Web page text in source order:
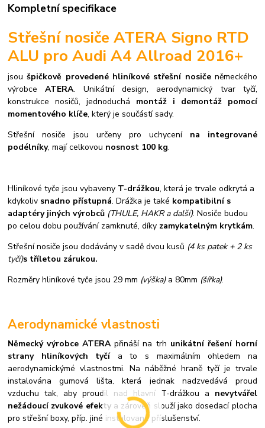
Kompletní specifikace
Střešní nosiče ATERA Signo RTD
ALU pro Audi A4 Allroad 2016+
jsoušpičkově provedené hliníkové střešní nosičeněmeckého
výrobceATERA. Unikátní design, aerodynamický tvar tyčí,
konstrukce nosičů, jednoduchá montáž i demontáž pomocí
momentového klíče, který je součástí sady.
Střešní nosiče jsou určeny pro uchycení na integrované
podélníky, mají celkovou nosnost 100 kg.
Hliníkové tyče jsou vybaveny T-drážkou, která je trvale odkrytá a
kdykoliv snadno přístupná. Drážka je také kompatibilní s
adaptéry jiných výrobců (THULE, HAKR a další). Nosiče budou
po celou dobu používání zamknuté, díky zamykatelným krytkám.
Střešní nosiče jsou dodávány v sadě dvou kusů (4 ks patek + 2 ks
tyčí)s tříletou zárukou.
Rozměry hliníkové tyče jsou 29 mm (výška)a 80mm (šířka).
Aerodynamické vlastnosti
Německý výrobce ATERApřináší na trh unikátní řešení horní
strany hliníkových tyčí a to s maximálním ohledem na
aerodynamickýmé vlastnostmi. Na náběžné hraně tyčí je trvale
instalována gumová lišta, která jednak nadzvedává proud
vzduchu tak, aby proudil nad hlavní T-drážkou a nevytvářel
nežádoucí zvukové efektya zároveň slouží jako dosedací plocha
pro střešní boxy, příp. jiné instalované příslušenství.